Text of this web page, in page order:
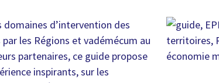
d’intervention des
les Régions et vadémécum au
partenaires, ce guide propose
inspirants, sur les